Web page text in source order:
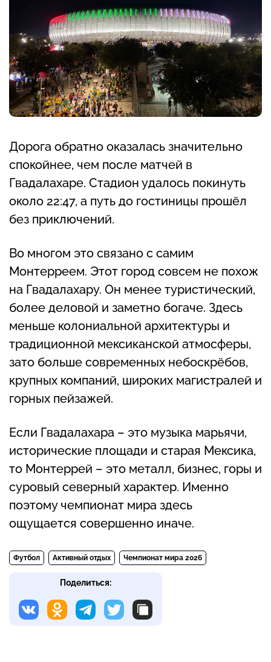
Дорога обратно оказалась значительно
спокойнее, чем после матчей в
Гвадалахаре. Стадион удалось покинуть
около 22:47, а путь до гостиницы прошёл
без приключений.
Во многом это связано с самим
Монтерреем. Этот город совсем не похож
на Гвадалахару. Он менее туристический,
более деловой и заметно богаче. Здесь
меньше колониальной архитектуры и
традиционной мексиканской атмосферы,
зато больше современных небоскрёбов,
крупных компаний, широких магистралей и
горных пейзажей.
Если Гвадалахара – это музыка марьячи,
исторические площади и старая Мексика,
то Монтеррей – это металл, бизнес, горы и
суровый северный характер. Именно
поэтому чемпионат мира здесь
ощущается совершенно иначе.
Футбол Активный отдых Чемпионат мира 2026
Поделиться: